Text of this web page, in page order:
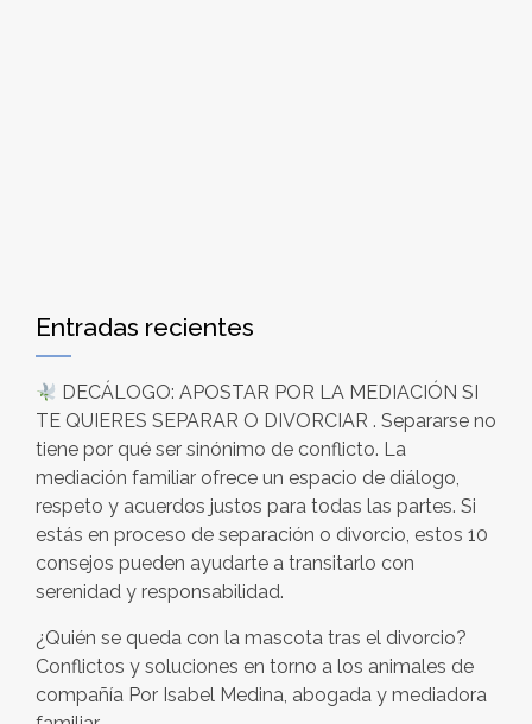
Entradas recientes
DECÁLOGO: APOSTAR POR LA MEDIACIÓN SI
TE QUIERES SEPARAR O DIVORCIAR . Separarse no
tiene por qué ser sinónimo de conflicto. La
mediación familiar ofrece un espacio de diálogo,
respeto y acuerdos justos para todas las partes. Si
estás en proceso de separación o divorcio, estos 10
consejos pueden ayudarte a transitarlo con
serenidad y responsabilidad.
¿Quién se queda con la mascota tras el divorcio?
Conflictos y soluciones en torno a los animales de
compañía Por Isabel Medina, abogada y mediadora